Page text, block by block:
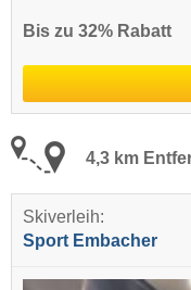
Bis zu 32% Rabatt
4,3 km
Skiverleih:
Sport Embacher